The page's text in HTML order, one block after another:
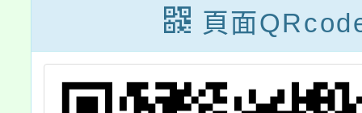
中國大陸設籍、
領用中共相關身
分證件」專區，
頁面